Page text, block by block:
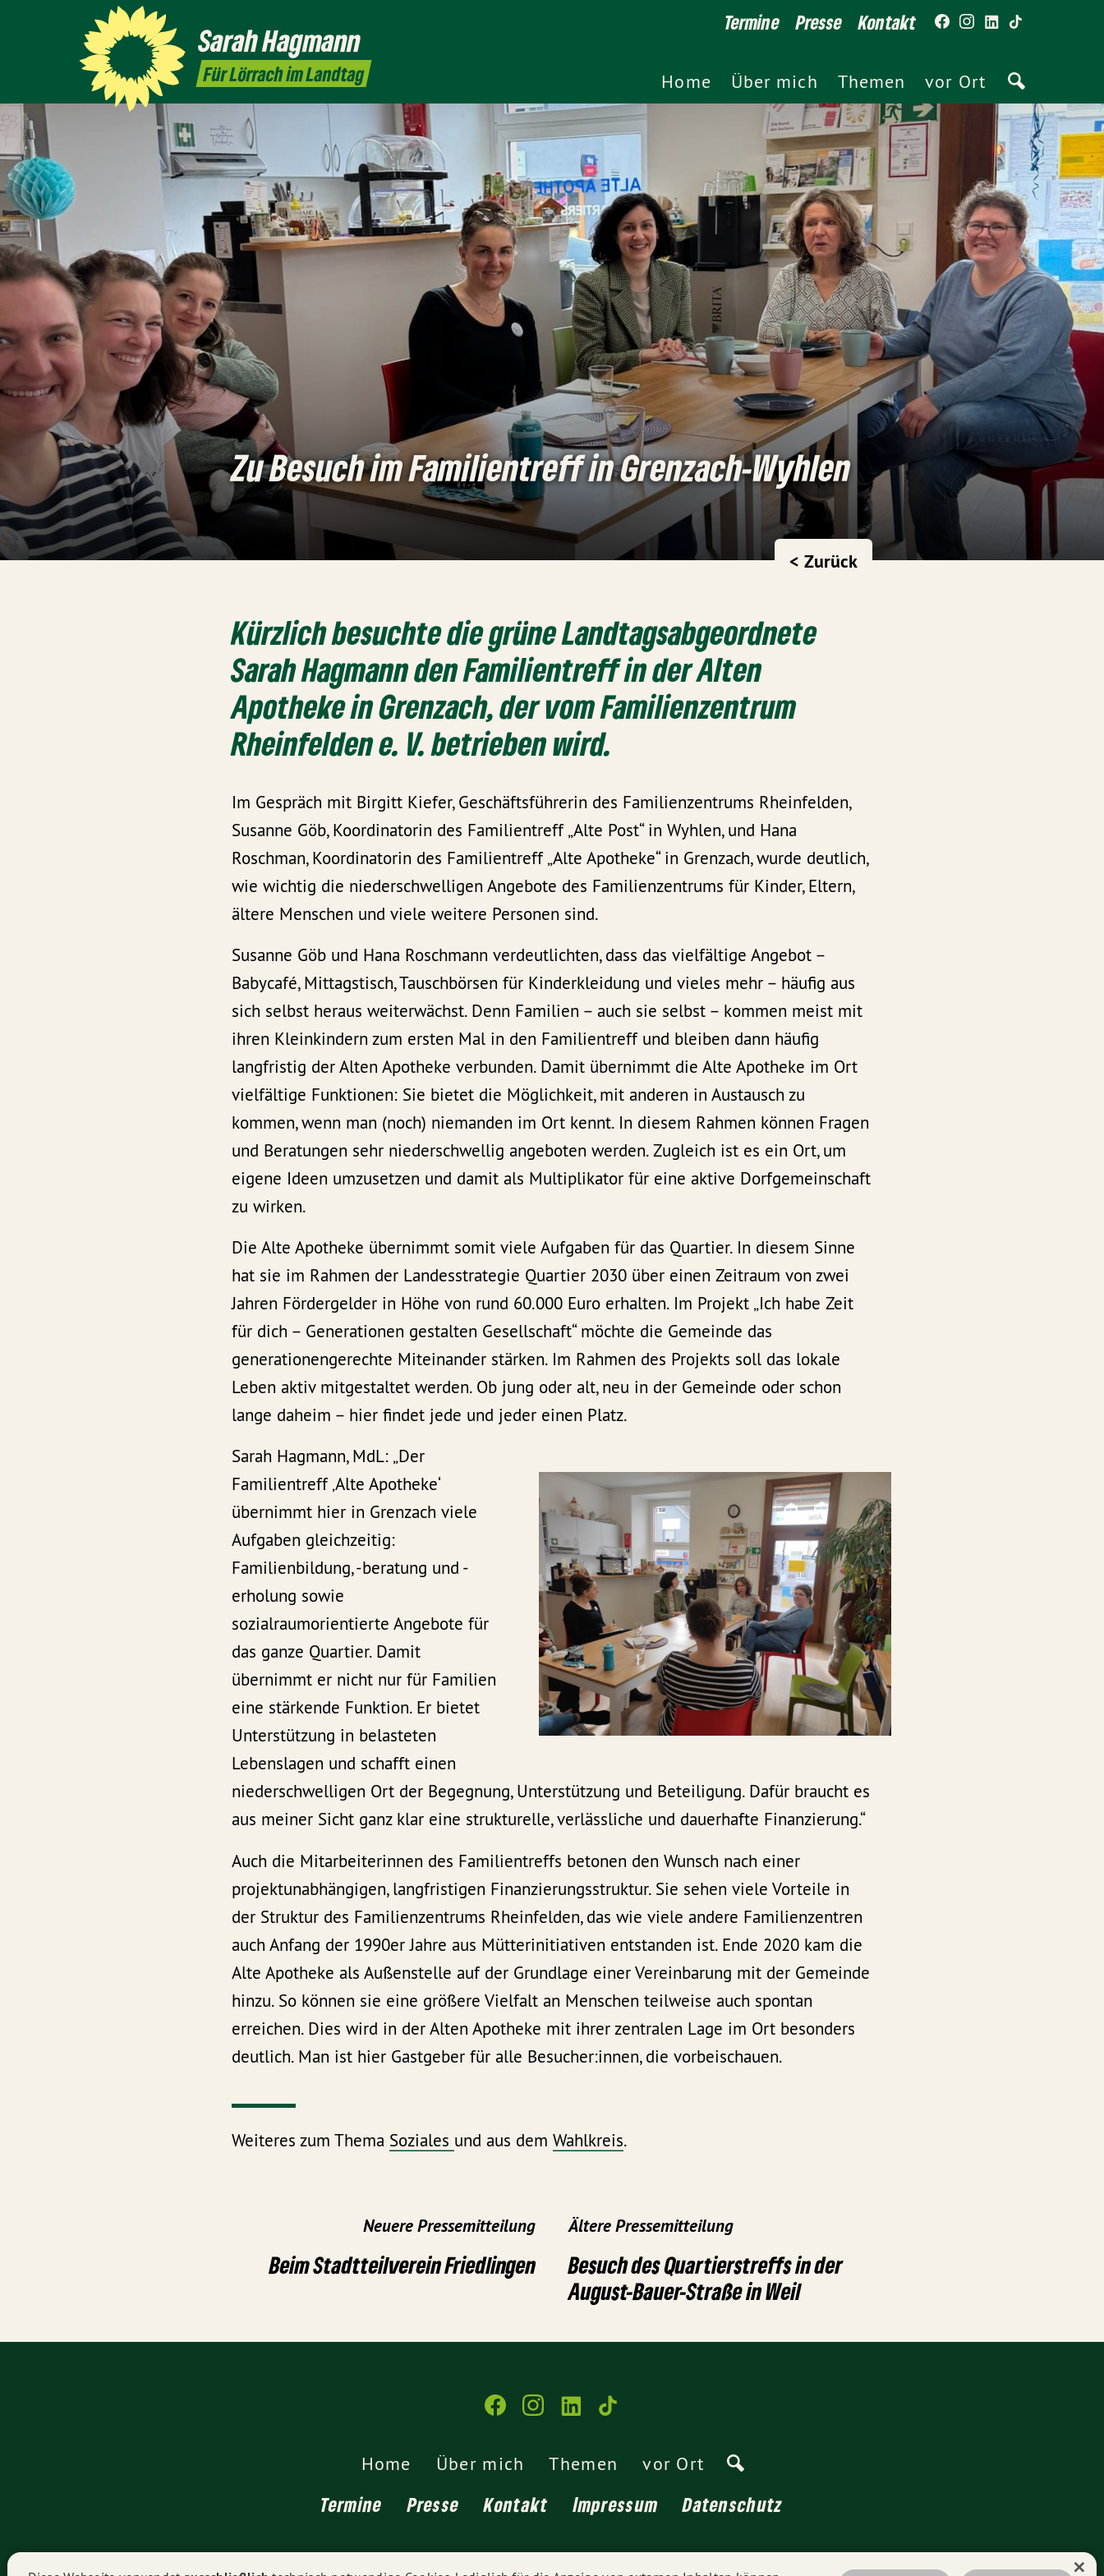
SarahHagmann
Für Lörrach im Landtag
Termine Presse Kontakt
Home Über mich Themen vor Ort
Zu Besuch im Familientreff in Grenzach-Wyhlen
< Zurück
Kürzlich besuchte die grüne Landtagsabgeordnete
Sarah Hagmann den Familientreff in der Alten
Apotheke in Grenzach, der vom Familienzentrum
Rheinfelden e. V. betrieben wird.
Im Gespräch mit Birgitt Kiefer, Geschäftsführerin des Familienzentrums Rheinfelden,
Susanne Göb, Koordinatorin des Familientreff „Alte Post“ in Wyhlen, und Hana
Roschman, Koordinatorin des Familientreff „Alte Apotheke“ in Grenzach, wurde deutlich,
wie wichtig die niederschwelligen Angebote des Familienzentrums für Kinder, Eltern,
ältere Menschen und viele weitere Personen sind.
Susanne Göb und Hana Roschmann verdeutlichten, dass das vielfältige Angebot –
Babycafé, Mittagstisch, Tauschbörsen für Kinderkleidung und vieles mehr – häufig aus
sich selbst heraus weiterwächst. Denn Familien – auch sie selbst – kommen meist mit
ihren Kleinkindern zum ersten Mal in den Familientreff und bleiben dann häufig
langfristig der Alten Apotheke verbunden. Damit übernimmt die Alte Apotheke im Ort
vielfältige Funktionen: Sie bietet die Möglichkeit, mit anderen in Austausch zu
kommen, wenn man (noch) niemanden im Ort kennt. In diesem Rahmen können Fragen
und Beratungen sehr niederschwellig angeboten werden. Zugleich ist es ein Ort, um
eigene Ideen umzusetzen und damit als Multiplikator für eine aktive Dorfgemeinschaft
zu wirken.
Die Alte Apotheke übernimmt somit viele Aufgaben für das Quartier. In diesem Sinne
hat sie im Rahmen der Landesstrategie Quartier 2030 über einen Zeitraum von zwei
Jahren Fördergelder in Höhe von rund 60.000 Euro erhalten. Im Projekt „Ich habe Zeit
für dich – Generationen gestalten Gesellschaft“ möchte die Gemeinde das
generationengerechte Miteinander stärken. Im Rahmen des Projekts soll das lokale
Leben aktiv mitgestaltet werden. Ob jung oder alt, neu in der Gemeinde oder schon
lange daheim – hier findet jede und jeder einen Platz.
Sarah Hagmann, MdL: „Der
Familientreff ‚Alte Apotheke‘
übernimmt hier in Grenzach viele
Aufgaben gleichzeitig:
Familienbildung, -beratung und -
erholung sowie
sozialraumorientierte Angebote für
das ganze Quartier. Damit
übernimmt er nicht nur für Familien
eine stärkende Funktion. Er bietet
Unterstützung in belasteten
Lebenslagen und schafft einen
niederschwelligen Ort der Begegnung, Unterstützung und Beteiligung. Dafür braucht es
aus meiner Sicht ganz klar eine strukturelle, verlässliche und dauerhafte Finanzierung.“
Auch die Mitarbeiterinnen des Familientreffs betonen den Wunsch nach einer
projektunabhängigen, langfristigen Finanzierungsstruktur. Sie sehen viele Vorteile in
der Struktur des Familienzentrums Rheinfelden, das wie viele andere Familienzentren
auch Anfang der 1990er Jahre aus Mütterinitiativen entstanden ist. Ende 2020 kam die
Alte Apotheke als Außenstelle auf der Grundlage einer Vereinbarung mit der Gemeinde
hinzu. So können sie eine größere Vielfalt an Menschen teilweise auch spontan
erreichen. Dies wird in der Alten Apotheke mit ihrer zentralen Lage im Ort besonders
deutlich. Man ist hier Gastgeber für alle Besucher:innen, die vorbeischauen.
Weiteres zum Thema Soziales und aus demWahlkreis.
Neuere Pressemitteilung
Beim Stadtteilverein Friedlingen
Ältere Pressemitteilung
Besuch des Quartierstreffs in der
August-Bauer-Straße in Weil
Home Über mich Themen vor Ort
Termine Presse Kontakt Impressum Datenschutz
© 2026 Sarah Hagmann MdL - Alle Rechte vorbehalten. ×